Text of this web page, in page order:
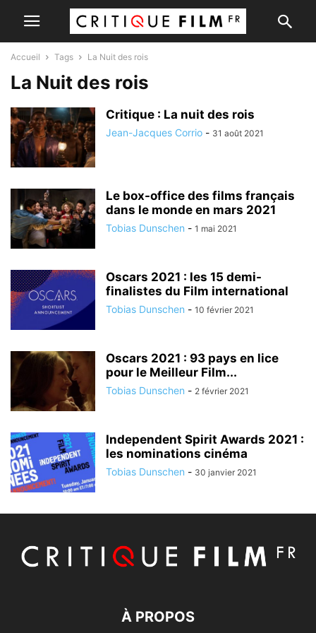
Accueil Tags La Nuit des rois
La Nuit des rois
Critique : La nuit des rois
Jean-Jacques Corrio - 31 août 2021
Le box-office des films français
dans le monde en mars 2021
Tobias Dunschen - 1 mai 2021
Oscars 2021 : les 15 demi-
finalistes du Film international
Tobias Dunschen - 10 février 2021
Oscars 2021 : 93 pays en lice
pour le Meilleur Film...
Tobias Dunschen - 2 février 2021
Independent Spirit Awards 2021 :
les nominations cinéma
Tobias Dunschen - 30 janvier 2021
À PROPOS